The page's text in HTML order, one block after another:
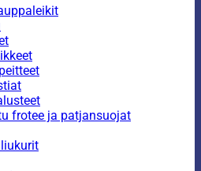
frotee ja patjansuojat